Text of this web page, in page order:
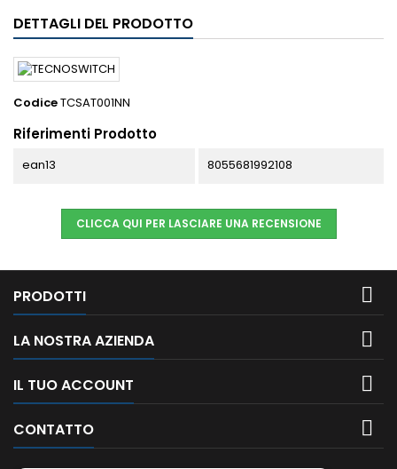
DETTAGLI DEL PRODOTTO
CodiceTCSAT001NN
Riferimenti Prodotto
ean13 8055681992108
CLICCA QUI PER LASCIARE UNA RECENSIONE
PRODOTTI 
LA NOSTRA AZIENDA 
IL TUO ACCOUNT 
CONTATTO 